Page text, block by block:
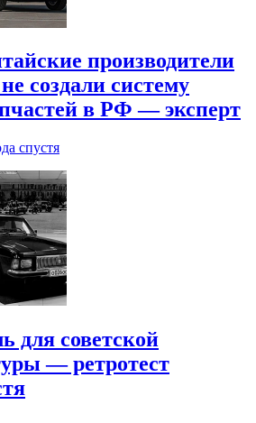
производители
создали систему
в РФ — эксперт
спустя
для советской
— ретротест